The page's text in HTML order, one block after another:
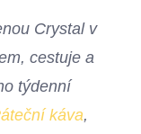
Crystal v
cestuje a
týdenní
káva,